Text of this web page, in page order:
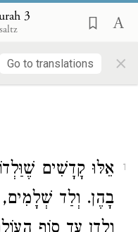
3
Go to translations ×
1
אֵלּוּ קָדָשִׁים
בָהֶן. וְלַד שְׁלָמִים,